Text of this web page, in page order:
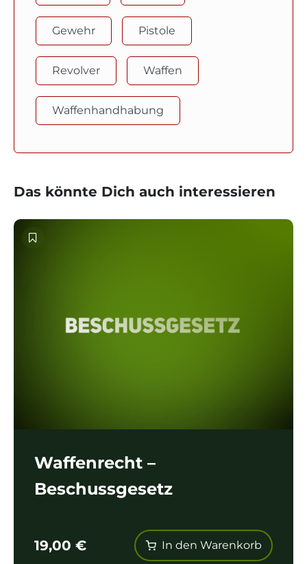
Gewehr Pistole
Revolver Waffen
Waffenhandhabung
Das könnte Dich auch interessieren
Waffenrecht –
Beschussgesetz
19,00 € In den Warenkorb